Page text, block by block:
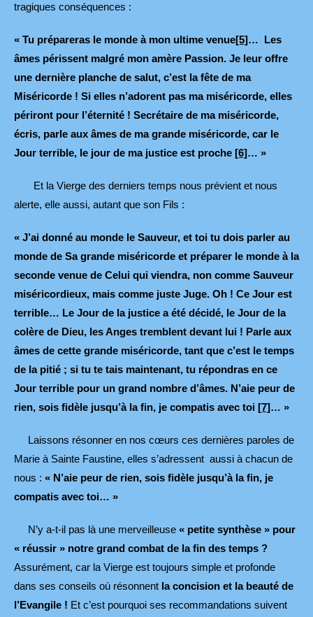
tragiques conséquences :
« Tu prépareras le monde à mon ultime venue[5]… Les
âmes périssent malgré mon amère Passion. Je leur offre
une dernière planche de salut, c’est la fête de ma
Miséricorde ! Si elles n’adorent pas ma miséricorde, elles
périront pour l’éternité ! Secrétaire de ma miséricorde,
écris, parle aux âmes de ma grande miséricorde, car le
Jour terrible, le jour de ma justice est proche [6]… »
Et la Vierge des derniers temps nous prévient et nous
alerte, elle aussi, autant que son Fils :
« J’ai donné au monde le Sauveur, et toi tu dois parler au
monde de Sa grande miséricorde et préparer le monde à la
seconde venue de Celui qui viendra, non comme Sauveur
miséricordieux, mais comme juste Juge. Oh ! Ce Jour est
terrible… Le Jour de la justice a été décidé, le Jour de la
colère de Dieu, les Anges tremblent devant lui ! Parle aux
âmes de cette grande miséricorde, tant que c’est le temps
de la pitié ; si tu te tais maintenant, tu répondras en ce
Jour terrible pour un grand nombre d’âmes. N’aie peur de
rien, sois fidèle jusqu’à la fin, je compatis avec toi [7]… »
Laissons résonner en nos cœurs ces dernières paroles de
Marie à Sainte Faustine, elles s’adressent aussi à chacun de
nous : « N’aie peur de rien, sois fidèle jusqu’à la fin, je
compatis avec toi… »
N’y a-t-il pas là une merveilleuse « petite synthèse » pour
« réussir » notre grand combat de la fin des temps ?
Assurément, car la Vierge est toujours simple et profonde
dans ses conseils où résonnent la concision et la beauté de
l’Evangile ! Et c’est pourquoi ses recommandations suivent